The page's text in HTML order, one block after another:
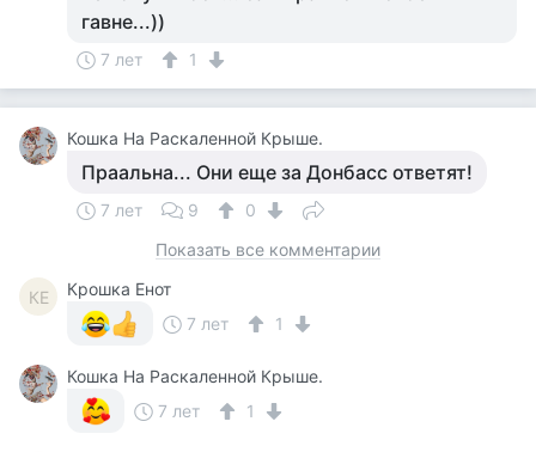
гавне...))
7 лет 1
Кошка На Раскаленной Крыше.
Праальна... Они еще за Донбасс ответят!
7 лет 9
0
Показать все комментарии
КЕ
Крошка Енот
7 лет
1
Кошка На Раскаленной Крыше.
7 лет
1